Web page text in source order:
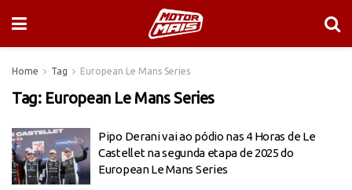
Home Tag European Le Mans Series
Tag: European Le Mans Series
Pipo Derani vai ao pódio nas 4 Horas de Le
Castellet na segunda etapa de 2025 do
European Le Mans Series